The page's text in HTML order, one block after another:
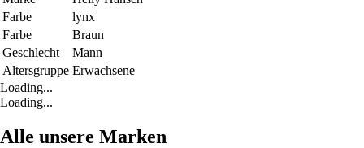
Farbe
lynx
Farbe
Braun
Geschlecht
Mann
Altersgruppe Erwachsene
Loading...
Loading...
Alle unsere Marken